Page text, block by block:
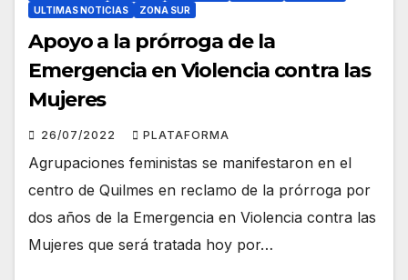
ULTIMAS NOTICIAS
ZONA SUR
Apoyo a la prórroga de la
Emergencia en Violencia contra las
Mujeres
26/07/2022 PLATAFORMA
Agrupaciones feministas se manifestaron en el
centro de Quilmes en reclamo de la prórroga por
dos años de la Emergencia en Violencia contra las
Mujeres que será tratada hoy por…